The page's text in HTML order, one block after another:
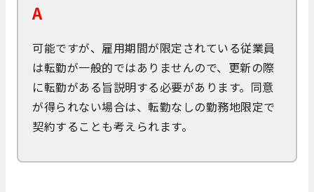
A
可能ですが、雇用期間が限定されている従業員
は転勤が一般的ではありませんので、更新の際
に転勤がある旨説明する必要があります。同意
が得られない場合は、転勤なしの勤務地限定で
契約することも考えられます。